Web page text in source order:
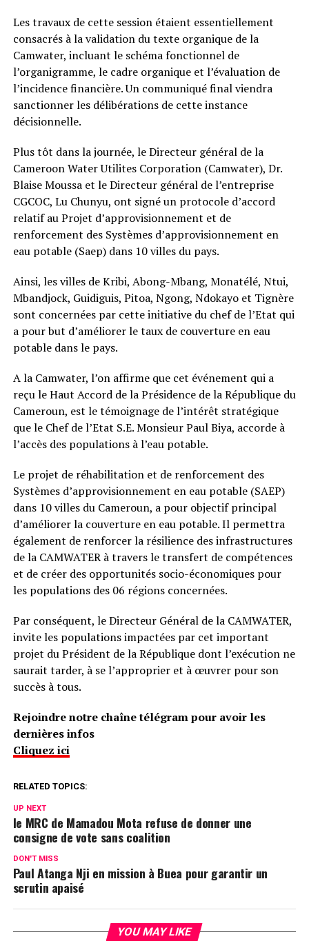
Les travaux de cette session étaient essentiellement
consacrés à la validation du texte organique de la
Camwater, incluant le schéma fonctionnel de
l’organigramme, le cadre organique et l’évaluation de
l’incidence financière. Un communiqué final viendra
sanctionner les délibérations de cette instance
décisionnelle.
Plus tôt dans la journée, le Directeur général de la
Cameroon Water Utilites Corporation (Camwater), Dr.
Blaise Moussa et le Directeur général de l’entreprise
CGCOC, Lu Chunyu, ont signé un protocole d’accord
relatif au Projet d’approvisionnement et de
renforcement des Systèmes d’approvisionnement en
eau potable (Saep) dans 10 villes du pays.
Ainsi, les villes de Kribi, Abong-Mbang, Monatélé, Ntui,
Mbandjock, Guidiguis, Pitoa, Ngong, Ndokayo et Tignère
sont concernées par cette initiative du chef de l’Etat qui
a pour but d’améliorer le taux de couverture en eau
potable dans le pays.
A la Camwater, l’on affirme que cet événement qui a
reçu le Haut Accord de la Présidence de la République du
Cameroun, est le témoignage de l’intérêt stratégique
que le Chef de l’Etat S.E. Monsieur Paul Biya, accorde à
l’accès des populations à l’eau potable.
Le projet de réhabilitation et de renforcement des
Systèmes d’approvisionnement en eau potable (SAEP)
dans 10 villes du Cameroun, a pour objectif principal
d’améliorer la couverture en eau potable. Il permettra
également de renforcer la résilience des infrastructures
de la CAMWATER à travers le transfert de compétences
et de créer des opportunités socio-économiques pour
les populations des 06 régions concernées.
Par conséquent, le Directeur Général de la CAMWATER,
invite les populations impactées par cet important
projet du Président de la République dont l’exécution ne
saurait tarder, à se l’approprier et à œuvrer pour son
succès à tous.
Rejoindre notre chaîne télégram pour avoir les
dernières infos
Cliquez ici
RELATED TOPICS:
UP NEXT
le MRC de Mamadou Mota refuse de donner une
consigne de vote sans coalition
DON'T MISS
Paul Atanga Nji en mission à Buea pour garantir un
scrutin apaisé
YOU MAY LIKE